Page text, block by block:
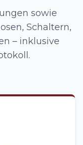
sowie
Schaltern,
– inklusive